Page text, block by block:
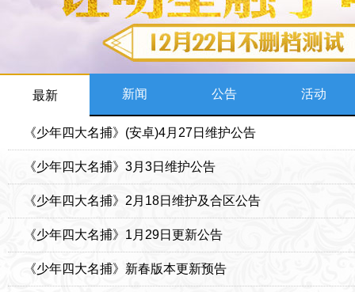
最新 新闻 公告 活动
《少年四大名捕》(安卓)4月27日维护公告
《少年四大名捕》3月3日维护公告
《少年四大名捕》2月18日维护及合区公告
《少年四大名捕》1月29日更新公告
《少年四大名捕》新春版本更新预告